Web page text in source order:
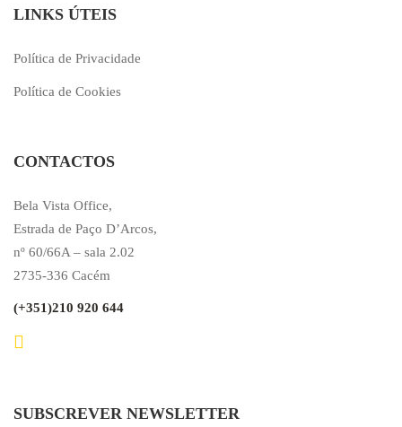
LINKS ÚTEIS
Política de Privacidade
Política de Cookies
CONTACTOS
Bela Vista Office,
Estrada de Paço D’Arcos,
nº 60/66A – sala 2.02
2735-336 Cacém
(+351)210 920 644
SUBSCREVER NEWSLETTER